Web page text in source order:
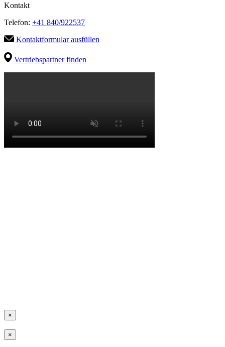
Kontakt
Telefon: +41 840/922537
Kontaktformular ausfüllen
Vertriebspartner finden
×
×